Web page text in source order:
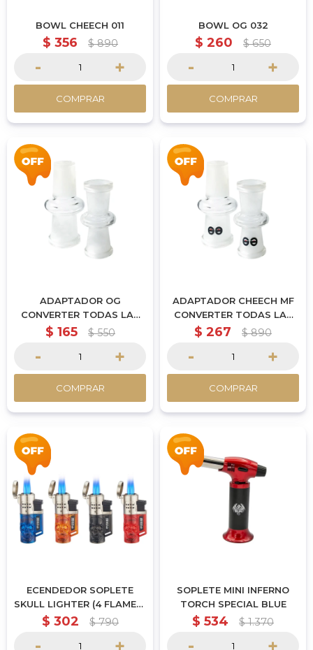
BOWL CHEECH 011
$ 356 $ 890
- +
COMPRAR
BOWL OG 032
$ 260 $ 650
- +
COMPRAR
ADAPTADOR OG
CONVERTER TODAS LAS
MEDIDAS
$ 165 $ 550
- +
COMPRAR
ADAPTADOR CHEECH MF
CONVERTER TODAS LAS
MEDIDAS
$ 267 $ 890
- +
COMPRAR
ECENDEDOR SOPLETE
SKULL LIGHTER (4 FLAMES)
SPECIAL BLUE
$ 302 $ 790
- +
SOPLETE MINI INFERNO
TORCH SPECIAL BLUE
$ 534 $ 1.370
- +